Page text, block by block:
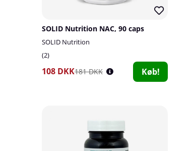
SOLID Nutrition NAC, 90 caps
SOLID Nutrition
2
108 DKK181 DKK Køb!
kapsel indeholder500 mg L-lysin af høj
gør det til en praktisk måde at supplere
Fordele:
500 mg L-lysin pr. kapsel
Vegansk – indeholder ingen
Velegnet til daglig brug